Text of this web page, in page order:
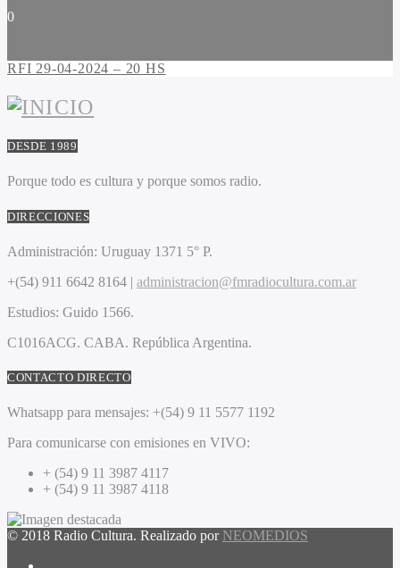
0
RFI 29-04-2024 – 20 HS
DESDE 1989
Porque todo es cultura y porque somos radio.
DIRECCIONES
Administración: Uruguay 1371 5° P.
+(54) 911 6642 8164 | administracion@fmradiocultura.com.ar
Estudios: Guido 1566.
C1016ACG. CABA. República Argentina.
CONTACTO DIRECTO
Whatsapp para mensajes: +(54) 9 11 5577 1192
Para comunicarse con emisiones en VIVO:
+ (54) 9 11 3987 4117
+ (54) 9 11 3987 4118
© 2018 Radio Cultura. Realizado por NEOMEDIOS